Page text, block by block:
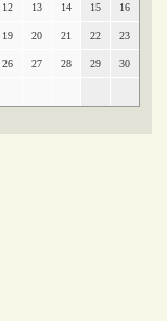
12 13 14 15 16
19 20 21 22 23
26 27 28 29 30